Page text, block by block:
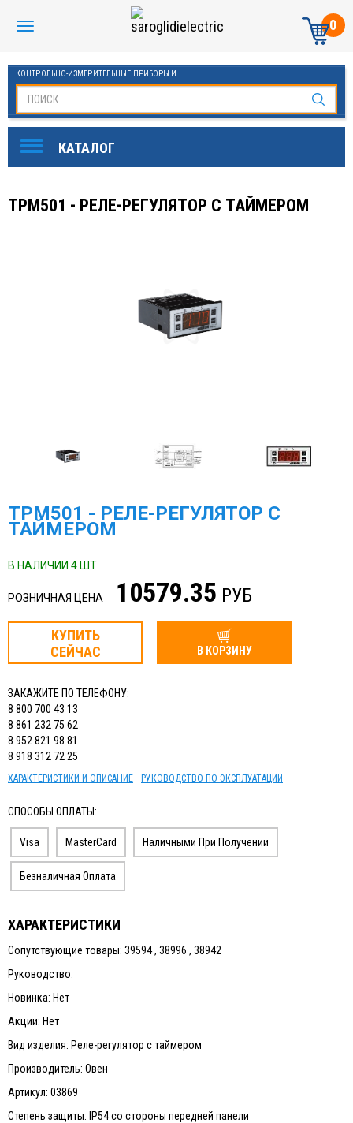
0
КОНТРОЛЬНО-ИЗМЕРИТЕЛЬНЫЕ ПРИБОРЫ И
ТРМ501 - РЕЛЕ-РЕГУЛЯТОР С ТАЙМЕРОМ
ТРМ501 - РЕЛЕ-РЕГУЛЯТОР С
ТАЙМЕРОМ
В НАЛИЧИИ 4 ШТ.
РОЗНИЧНАЯ ЦЕНА 10579.35 РУБ
КУПИТЬ
СЕЙЧАС
В КОРЗИНУ
ЗАКАЖИТЕ ПО ТЕЛЕФОНУ:
8 800 700 43 13
8 861 232 75 62
8 952 821 98 81
8 918 312 72 25
ХАРАКТЕРИСТИКИ И ОПИСАНИЕ РУКОВОДСТВО ПО ЭКСПЛУАТАЦИИ
СПОСОБЫ ОПЛАТЫ:
Visa MasterCard Наличными При Получении
Безналичная Оплата
ХАРАКТЕРИСТИКИ
Сопутствующие товары: 39594 , 38996 , 38942
Руководство:
Новинка: Нет
Акции: Нет
Вид изделия: Реле-регулятор с таймером
Производитель: Овен
Артикул: 03869
Степень защиты: IP54 со стороны передней панели